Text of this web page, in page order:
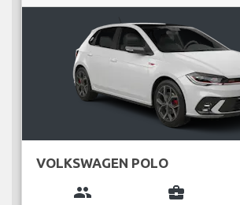
VOLKSWAGEN POLO
group business_center